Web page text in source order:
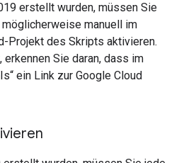
erstellt wurden, müssen Sie
manuell im
Projekt des Skripts aktivieren.
Sie daran, dass im
ein Link zur Google Cloud